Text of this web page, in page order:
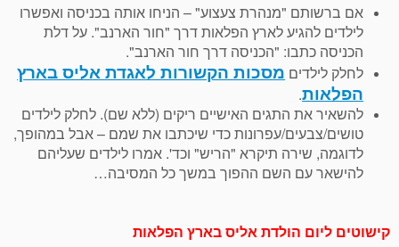
אם ברשותם "מנהרת צעצוע" – הניחו אותה בכניסה ואפשרו
לילדים להגיע לארץ הפלאות דרך "חור הארנב". על דלת
הכניסה כתבו: "הכניסה דרך חור הארנב".
לחלק לילדים מסכות הקשורות לאגדת אליס בארץ
הפלאות.
להשאיר את התגים האישיים ריקים (ללא שם). לחלק לילדים
טושים/צבעים/עפרונות כדי שיכתבו את שמם – אבל במהופך,
לדוגמה, שירה תיקרא "הריש" וכד'. אמרו לילדים שעליהם
להישאר עם השם ההפוך במשך כל המסיבה…
קישוטים ליום הולדת אליס בארץ הפלאות